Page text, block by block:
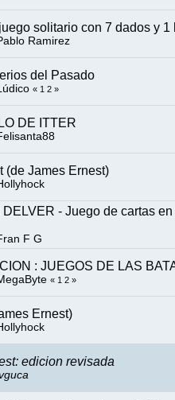
solitario con 7 dados y 1
Ramirez
del Pasado
« 1 2 »
DE ITTER
(de James Ernest)
DELVER - Juego de cartas
F G
: JUEGOS DE LAS
« 1 2 »
Ernest)
edicion revisada